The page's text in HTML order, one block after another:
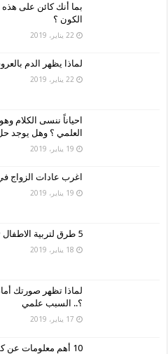
بما أنك كائن على
الكون ؟
22 يناير، 2019
لماذا يظهر الدم
22 يناير، 2019
احياناً ننسى الكلام
العلمي ؟ وهل يوجد
19 يناير، 2019
اغرب عادات الزواج
19 يناير، 2019
5 طرق لتربية الاطفال تربية مثالية !
18 يناير، 2019
لماذا تظهر صورتك
؟.. السبب علمي
17 يناير، 2019
10 أهم معلومات عن كوكب المريخ